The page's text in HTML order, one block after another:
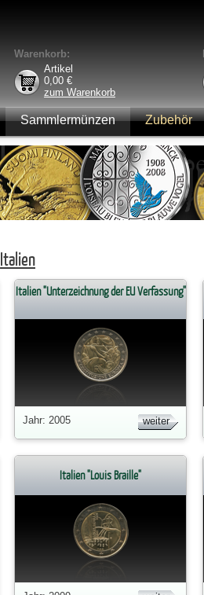
Warenkorb:
Artikel
0,00 €
zum Warenkorb
Sammlermünzen Zubehör
Italien
Italien "Unterzeichnung der EU Verfassung"
Jahr: 2005 weiter
Italien "Louis Braille"